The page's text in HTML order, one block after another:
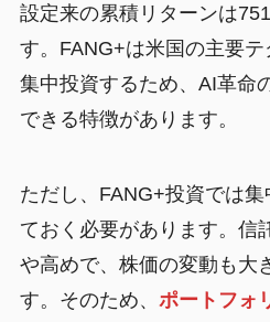
設定来の累積リターンは
す。FANG+は米国の主要
集中投資するため、AI革命
できる特徴があります。
ただし、FANG+投資では
ておく必要があります。信
や高めで、株価の変動も大
す。そのため、 ポートフォ